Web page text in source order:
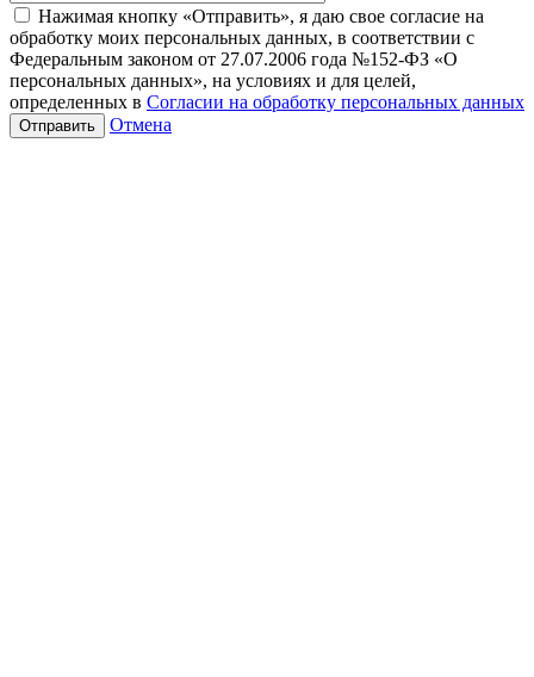
Нажимая кнопку «Отправить», я даю свое согласие на
обработку моих персональных данных, в соответствии с
Федеральным законом от 27.07.2006 года №152-ФЗ «О
персональных данных», на условиях и для целей,
определенных в Согласии на обработку персональных данных
Отмена